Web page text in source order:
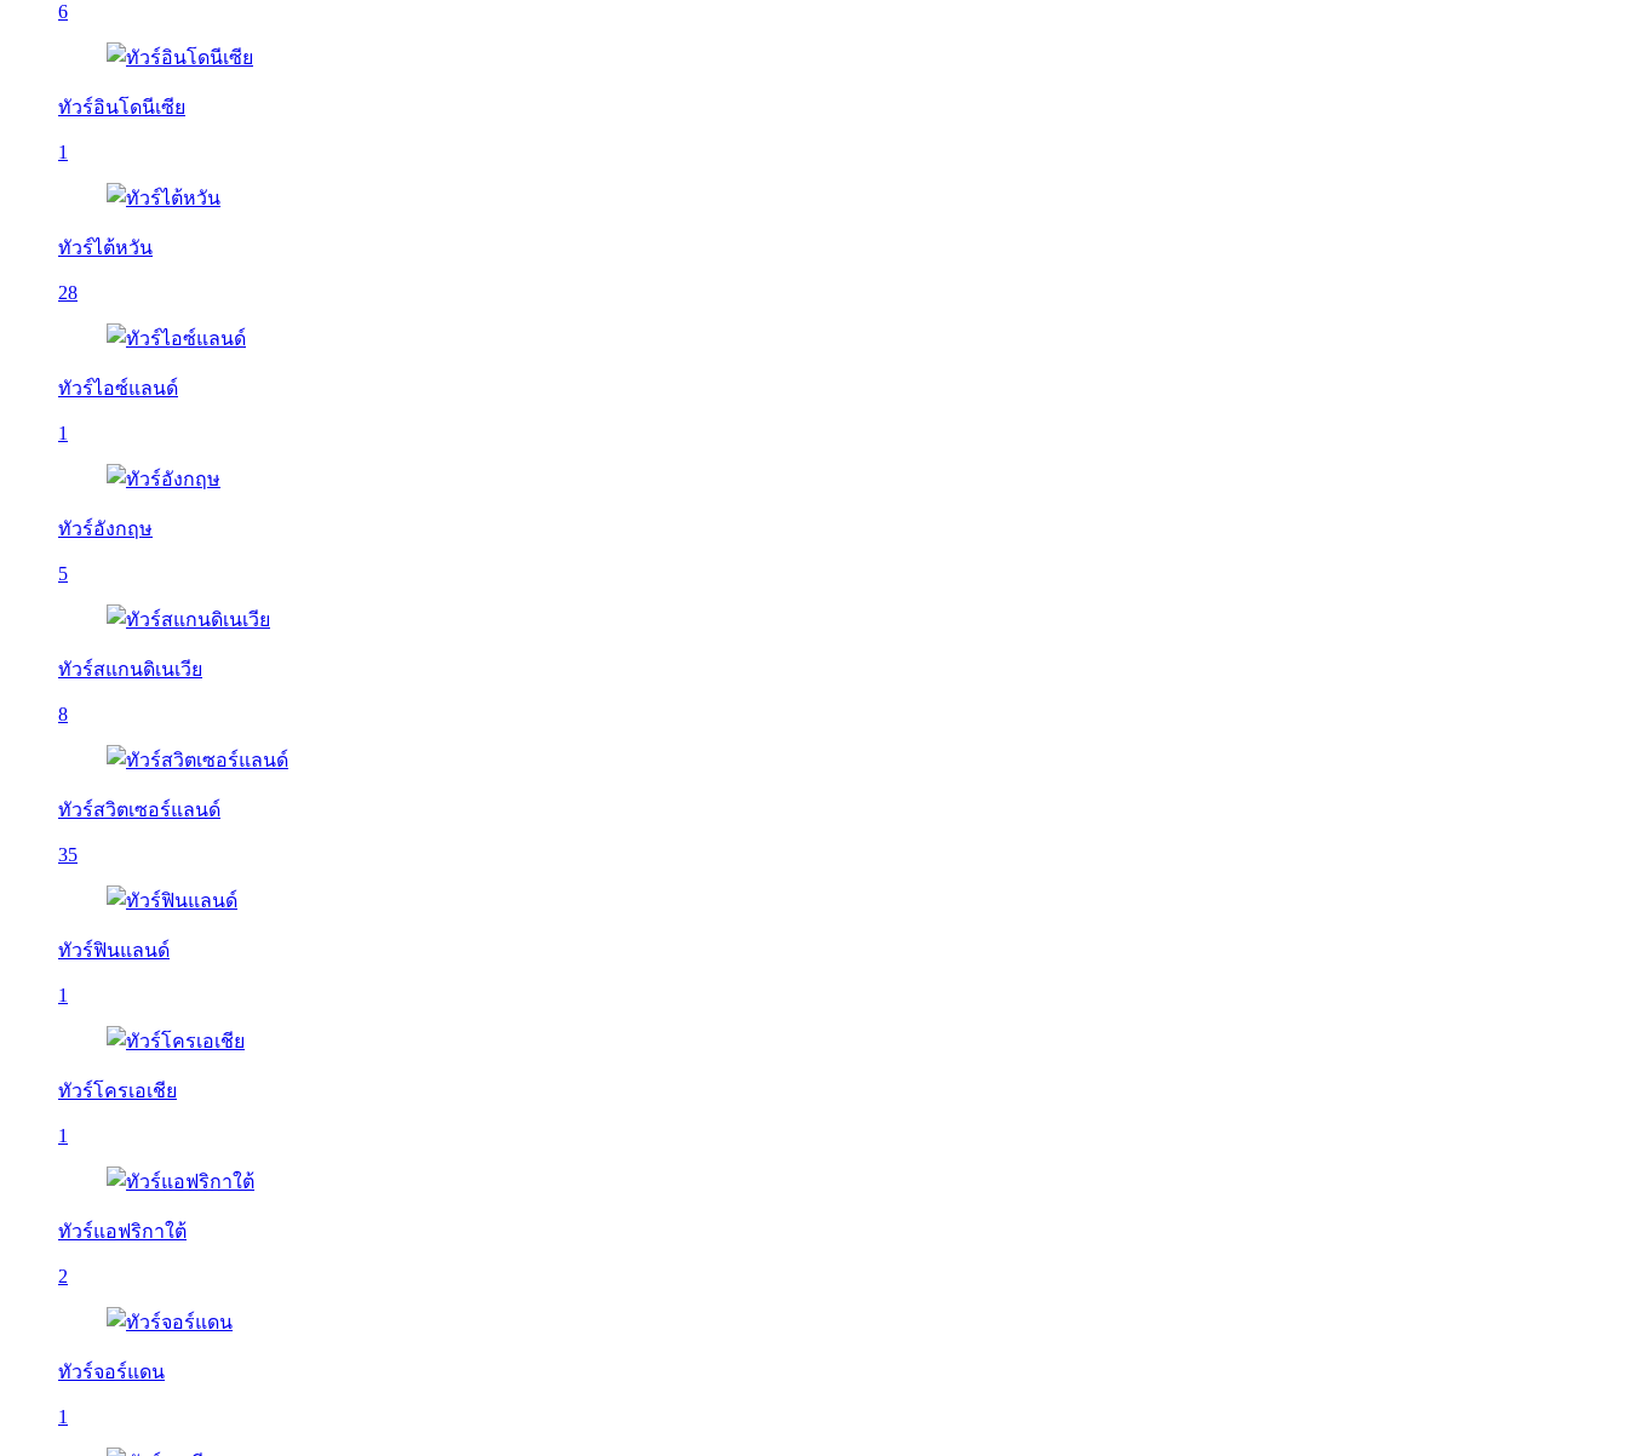
6
ทัวร์อินโดนีเซีย
1
ทัวร์ไต้หวัน
28
ทัวร์ไอซ์แลนด์
1
ทัวร์อังกฤษ
5
ทัวร์สแกนดิเนเวีย
8
ทัวร์สวิตเซอร์แลนด์
35
ทัวร์ฟินแลนด์
1
ทัวร์โครเอเชีย
1
ทัวร์แอฟริกาใต้
2
ทัวร์จอร์แดน
1